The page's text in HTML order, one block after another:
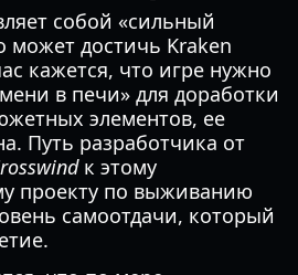
собой «сильный
может достичь Kraken
кажется, что игре нужно
в печи» для доработки
элементов, ее
Путь разработчика от
к этому
проекту по выживанию
самоотдачи, который